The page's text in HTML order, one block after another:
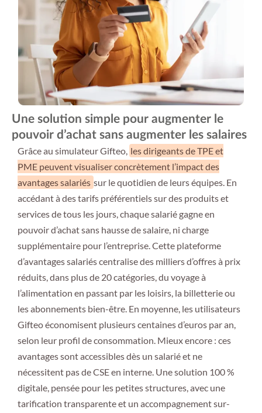
Une solution simple pour augmenter le
pouvoir d’achat sans augmenter les salaires
Grâce au simulateur Gifteo, les dirigeants de TPE et
PME peuvent visualiser concrètement l’impact des
avantages salariés sur le quotidien de leurs équipes. En
accédant à des tarifs préférentiels sur des produits et
services de tous les jours, chaque salarié gagne en
pouvoir d’achat sans hausse de salaire, ni charge
supplémentaire pour l’entreprise. Cette plateforme
d’avantages salariés centralise des milliers d’offres à prix
réduits, dans plus de 20 catégories, du voyage à
l’alimentation en passant par les loisirs, la billetterie ou
les abonnements bien-être. En moyenne, les utilisateurs
Gifteo économisent plusieurs centaines d’euros par an,
selon leur profil de consommation. Mieux encore : ces
avantages sont accessibles dès un salarié et ne
nécessitent pas de CSE en interne. Une solution 100 %
digitale, pensée pour les petites structures, avec une
tarification transparente et un accompagnement sur-